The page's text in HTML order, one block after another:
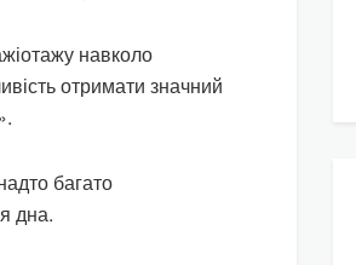
навколо
отримати значний
багато
дна.